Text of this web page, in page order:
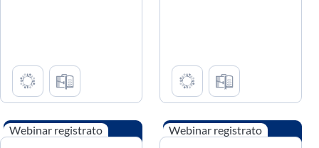
Webinar registrato Webinar registrato